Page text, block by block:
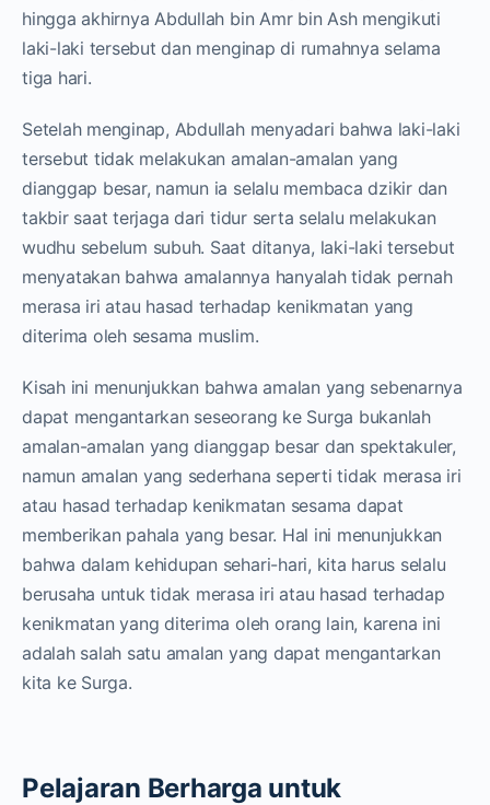
hingga akhirnya Abdullah bin Amr bin Ash mengikuti
laki-laki tersebut dan menginap di rumahnya selama
tiga hari.
Setelah menginap, Abdullah menyadari bahwa laki-laki
tersebut tidak melakukan amalan-amalan yang
dianggap besar, namun ia selalu membaca dzikir dan
takbir saat terjaga dari tidur serta selalu melakukan
wudhu sebelum subuh. Saat ditanya, laki-laki tersebut
menyatakan bahwa amalannya hanyalah tidak pernah
merasa iri atau hasad terhadap kenikmatan yang
diterima oleh sesama muslim.
Kisah ini menunjukkan bahwa amalan yang sebenarnya
dapat mengantarkan seseorang ke Surga bukanlah
amalan-amalan yang dianggap besar dan spektakuler,
namun amalan yang sederhana seperti tidak merasa iri
atau hasad terhadap kenikmatan sesama dapat
memberikan pahala yang besar. Hal ini menunjukkan
bahwa dalam kehidupan sehari-hari, kita harus selalu
berusaha untuk tidak merasa iri atau hasad terhadap
kenikmatan yang diterima oleh orang lain, karena ini
adalah salah satu amalan yang dapat mengantarkan
kita ke Surga.
Pelajaran Berharga untuk